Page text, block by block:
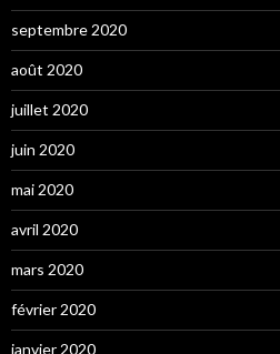
septembre 2020
août 2020
juillet 2020
juin 2020
mai 2020
avril 2020
mars 2020
février 2020
janvier 2020